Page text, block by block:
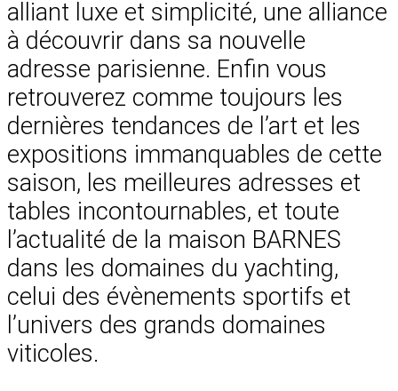
alliant luxe et simplicité, une alliance
à découvrir dans sa nouvelle
adresse parisienne. Enfin vous
retrouverez comme toujours les
dernières tendances de l’art et les
expositions immanquables de cette
saison, les meilleures adresses et
tables incontournables, et toute
l’actualité de la maison BARNES
dans les domaines du yachting,
celui des évènements sportifs et
l’univers des grands domaines
viticoles.